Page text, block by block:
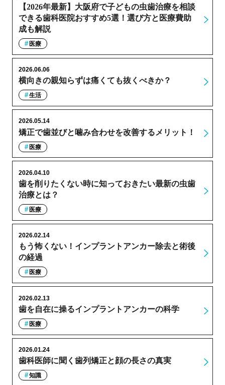
【2026年最新】大阪府で子どもの虫歯治療を相談
できる歯科医院おすすめ5選！選び方と医療費助
成も解説
医療
横向きの親知らずは痛くても抜くべきか？
2026.06.06
生活
矯正で歯並びと噛み合わせを改善するメリット！
2026.05.14
医療
歯を削りたくない時に知っておきたい最新の虫歯
治療とは？
2026.04.10
医療
もう怖くない！インプラントアンカー除去と術後
の経過
2026.02.14
医療
歯を自在に操るインプラントアンカーの科学
2026.02.13
医療
歯科医師に聞く歯列矯正と顔の長さの真実
2026.01.24
知識